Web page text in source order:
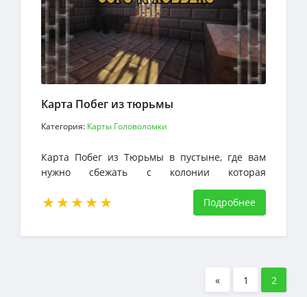
Карта Побег из тюрьмы
Категория: Карты Головоломки
Карта Побег из Тюрьмы в пустыне, где вам
нужно сбежать с колонии которая
расположена среди пустыни, и вам нужны
напарники для побега.
Подробнее
« 1 2